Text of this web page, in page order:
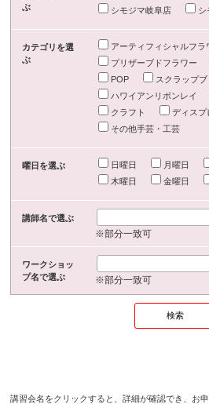
ぶ
シモジマ岐阜店
シ
カテゴリを選
ぶ
アーティフィシャルフラ
プリザーブドフラワー
POP
スクラップ
ハワイアンリボンレイ
クラフト
ディスプ
その他手芸・工芸
曜日を選ぶ 日曜日 月曜日
木曜日
金曜日
講師名で選ぶ
※部分一致可
ワークショッ
プ名で選ぶ
※部分一致可
講習会名をクリックすると、詳細が確認でき、お申